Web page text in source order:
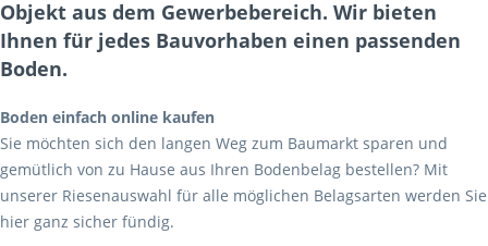
Objekt aus dem Gewerbebereich. Wir bieten
Ihnen für jedes Bauvorhaben einen passenden
Boden.
Boden einfach online kaufen
Sie möchten sich den langen Weg zum Baumarkt sparen und
gemütlich von zu Hause aus Ihren Bodenbelag bestellen? Mit
unserer Riesenauswahl für alle möglichen Belagsarten werden Sie
hier ganz sicher fündig.